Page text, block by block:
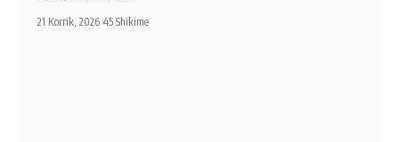
21 Korrik, 2026 45 Shikime